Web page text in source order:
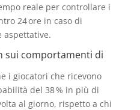
reale per controllare i
24 ore in caso di
aspettative.
sui comportamenti di
i giocatori che ricevono
del 38 % in più di
al giorno, rispetto a chi